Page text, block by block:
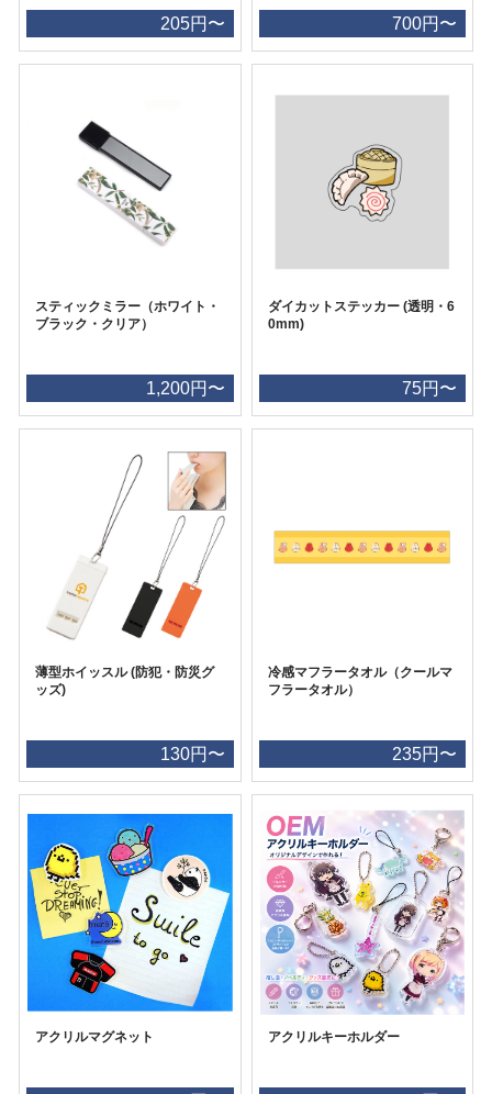
205円〜 700円〜
スティックミラー（ホワイト・
ブラック・クリア）
1,200円〜
ダイカットステッカー (透明・6
0mm)
75円〜
薄型ホイッスル (防犯・防災グ
ッズ)
130円〜
冷感マフラータオル（クールマ
フラータオル）
235円〜
アクリルマグネット アクリルキーホルダー